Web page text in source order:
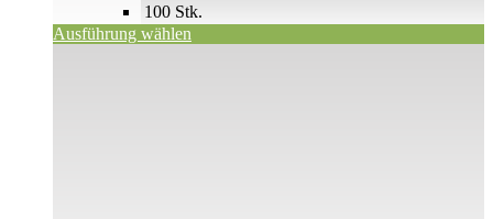
100 Stk.
Ausführung wählen